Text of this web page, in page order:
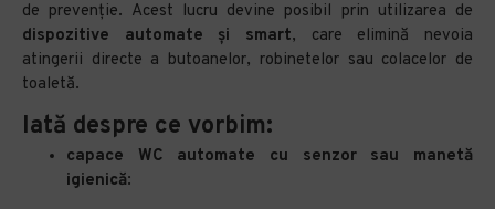
de prevenție. Acest lucru devine posibil prin utilizarea de
dispozitive automate și smart, care elimină nevoia
atingerii directe a butoanelor, robinetelor sau colacelor de
toaletă.
Iată despre ce vorbim:
capace WC automate cu senzor sau manetă
igienică: